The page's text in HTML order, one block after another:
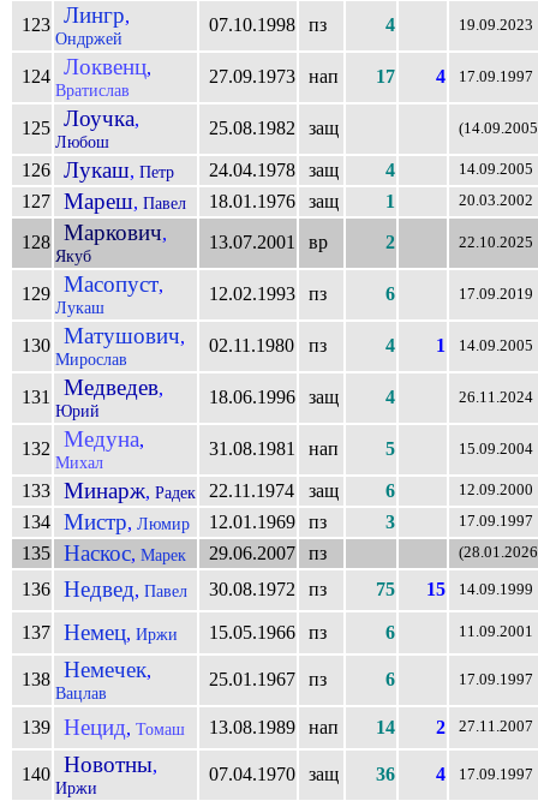
123 Лингр,
Ондржей
07.10.1998 пз 4 19.09.2023
124 Локвенц,
Вратислав
27.09.1973 нап 17 4 17.09.1997
125 Лоучка,
Любош
25.08.1982 защ
126 Лукаш, Петр 24.04.1978 защ 4 14.09.2005
127 Мареш, Павел 18.01.1976 защ 1 20.03.2002
128 Маркович,
Якуб
13.07.2001 вр 2 22.10.2025
129 Масопуст,
Лукаш
12.02.1993 пз 6 17.09.2019
130 Матушович,
Мирослав
02.11.1980 пз 4 1 14.09.2005
131 Медведев,
Юрий
18.06.1996 защ 4 26.11.2024
132 Медуна,
Михал
31.08.1981 нап 5 15.09.2004
133 Минарж, Радек 22.11.1974 защ 6 12.09.2000
134 Мистр, Люмир 12.01.1969 пз 3 17.09.1997
135 Наскос, Марек 29.06.2007 пз
136 Недвед, Павел 30.08.1972 пз 75 15 14.09.1999
137 Немец, Иржи 15.05.1966 пз 6 11.09.2001
138 Немечек,
Вацлав
25.01.1967 пз 6 17.09.1997
139 Нецид, Томаш 13.08.1989 нап 14 2 27.11.2007
140 Новотны,
Иржи
07.04.1970 защ 36 4 17.09.1997